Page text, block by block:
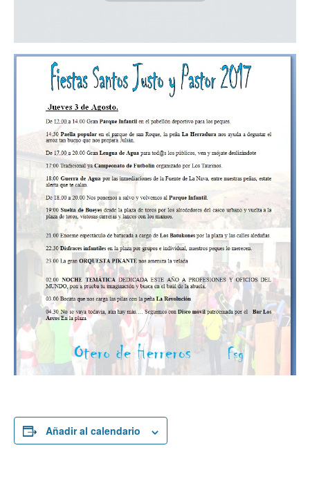
Añadir al calendario